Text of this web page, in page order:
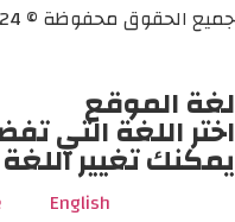
جميع الحقوق محفوظة © 2024
لغة الموقع
اختر اللغة التي
يمكنك تغيير
English